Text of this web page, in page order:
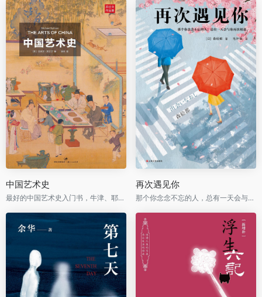
中国艺术史
最好的中国艺术史入门书，牛津、耶鲁、普林斯顿沿用40年之经典读本
再次遇见你
那个你念念不忘的人，总有一天会与你再次相遇。